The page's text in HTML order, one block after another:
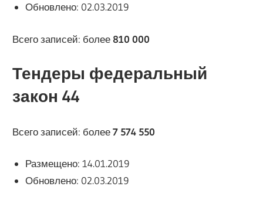
Обновлено: 02.03.2019
Всего записей: более 810 000
Тендеры федеральный
закон 44
Всего записей: более7 574 550
Размещено: 14.01.2019
Обновлено: 02.03.2019